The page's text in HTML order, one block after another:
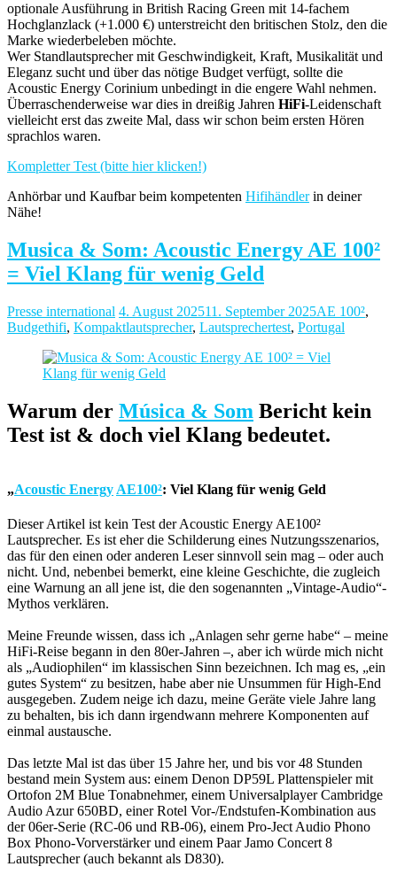
optionale Ausführung in British Racing Green mit 14-fachem
Hochglanzlack (+1.000 €) unterstreicht den britischen Stolz, den die
Marke wiederbeleben möchte.
Wer Standlautsprecher mit Geschwindigkeit, Kraft, Musikalität und
Eleganz sucht und über das nötige Budget verfügt, sollte die
Acoustic Energy Corinium unbedingt in die engere Wahl nehmen.
Überraschenderweise war dies in dreißig Jahren HiFi-Leidenschaft
vielleicht erst das zweite Mal, dass wir schon beim ersten Hören
sprachlos waren.
Kompletter Test (bitte hier klicken!)
Anhörbar und Kaufbar beim kompetenten Hifihändlerin deiner
Nähe!
Musica & Som: Acoustic Energy AE 100²
= Viel Klang für wenig Geld
Presse international 4. August 202511. September 2025AE 100²,
Budgethifi, Kompaktlautsprecher, Lautsprechertest, Portugal
Warum der Música & Som Bericht kein
Test ist & doch viel Klang bedeutet.
„Acoustic Energy AE100²: Viel Klang für wenig Geld
Dieser Artikel ist kein Test der Acoustic Energy AE100²
Lautsprecher. Es ist eher die Schilderung eines Nutzungsszenarios,
das für den einen oder anderen Leser sinnvoll sein mag – oder auch
nicht. Und, nebenbei bemerkt, eine kleine Geschichte, die zugleich
eine Warnung an all jene ist, die den sogenannten „Vintage-Audio“-
Mythos verklären.
Meine Freunde wissen, dass ich „Anlagen sehr gerne habe“ – meine
HiFi-Reise begann in den 80er-Jahren –, aber ich würde mich nicht
als „Audiophilen“ im klassischen Sinn bezeichnen. Ich mag es, „ein
gutes System“ zu besitzen, habe aber nie Unsummen für High-End
ausgegeben. Zudem neige ich dazu, meine Geräte viele Jahre lang
zu behalten, bis ich dann irgendwann mehrere Komponenten auf
einmal austausche.
Das letzte Mal ist das über 15 Jahre her, und bis vor 48 Stunden
bestand mein System aus: einem Denon DP59L Plattenspieler mit
Ortofon 2M Blue Tonabnehmer, einem Universalplayer Cambridge
Audio Azur 650BD, einer Rotel Vor-/Endstufen-Kombination aus
der 06er-Serie (RC-06 und RB-06), einem Pro-Ject Audio Phono
Box Phono-Vorverstärker und einem Paar Jamo Concert 8
Lautsprecher (auch bekannt als D830).